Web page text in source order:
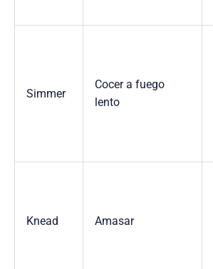
Simmer
Cocer a fuego
lento
Knead Amasar